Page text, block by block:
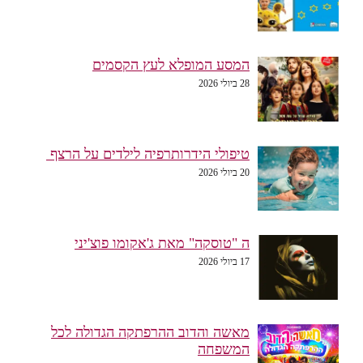
המסע המופלא לעץ הקסמים
28 ביולי 2026
טיפולי הידרותרפיה לילדים על הרצף
20 ביולי 2026
ה "טוסקה" מאת ג'אקומו פוצ'יני
17 ביולי 2026
מאשה והדוב ההרפתקה הגדולה לכל
המשפחה